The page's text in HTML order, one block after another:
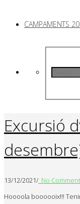
CAMPAMENTS
Excursió
13/12/2021/ No
Hoooola boooooix!!!